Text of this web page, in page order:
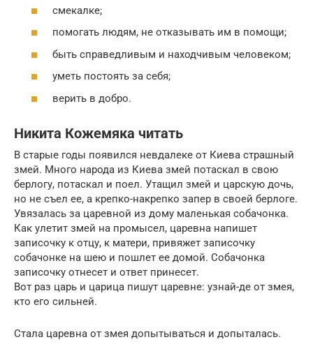
смекалке;
помогать людям, не отказывать им в помощи;
быть справедливым и находчивым человеком;
уметь постоять за себя;
верить в добро.
Никита Кожемяка читать
В старые годы появился невдалеке от Киева страшный
змей. Много народа из Киева змей потаскал в свою
берлогу, потаскал и поел. Утащил змей и царскую дочь,
но не съел ее, а крепко-накрепко запер в своей берлоге.
Увязалась за царевной из дому маленькая собачонка.
Как улетит змей на промысел, царевна напишет
записочку к отцу, к матери, привяжет записочку
собачонке на шею и пошлет ее домой. Собачонка
записочку отнесет и ответ принесет.
Вот раз царь и царица пишут царевне: узнай-де от змея,
кто его сильней.
Стала царевна от змея допытываться и допыталась.